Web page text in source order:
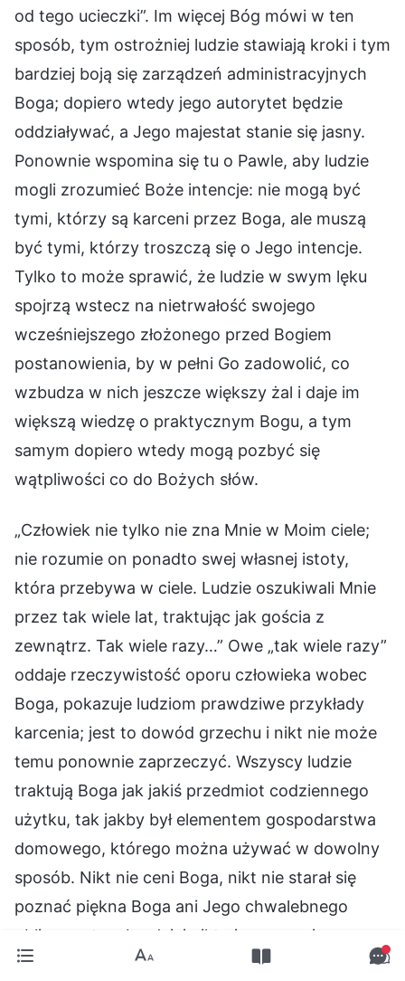
od tego ucieczki”. Im więcej Bóg mówi w ten
sposób, tym ostrożniej ludzie stawiają kroki i tym
bardziej boją się zarządzeń administracyjnych
Boga; dopiero wtedy jego autorytet będzie
oddziaływać, a Jego majestat stanie się jasny.
Ponownie wspomina się tu o Pawle, aby ludzie
mogli zrozumieć Boże intencje: nie mogą być
tymi, którzy są karceni przez Boga, ale muszą
być tymi, którzy troszczą się o Jego intencje.
Tylko to może sprawić, że ludzie w swym lęku
spojrzą wstecz na nietrwałość swojego
wcześniejszego złożonego przed Bogiem
postanowienia, by w pełni Go zadowolić, co
wzbudza w nich jeszcze większy żal i daje im
większą wiedzę o praktycznym Bogu, a tym
samym dopiero wtedy mogą pozbyć się
wątpliwości co do Bożych słów.
„Człowiek nie tylko nie zna Mnie w Moim ciele;
nie rozumie on ponadto swej własnej istoty,
która przebywa w ciele. Ludzie oszukiwali Mnie
przez tak wiele lat, traktując jak gościa z
zewnątrz. Tak wiele razy…” Owe „tak wiele razy”
oddaje rzeczywistość oporu człowieka wobec
Boga, pokazuje ludziom prawdziwe przykłady
karcenia; jest to dowód grzechu i nikt nie może
temu ponownie zaprzeczyć. Wszyscy ludzie
traktują Boga jak jakiś przedmiot codziennego
użytku, tak jakby był elementem gospodarstwa
domowego, którego można używać w dowolny
sposób. Nikt nie ceni Boga, nikt nie starał się
poznać piękna Boga ani Jego chwalebnego
oblicza, a tym bardziej nikt nie ma zamiaru
podporządkować się Bogu. Nikt też nigdy nie